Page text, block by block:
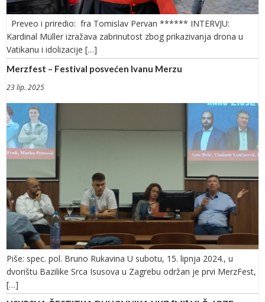
Preveo i priredio: fra Tomislav Pervan ****** INTERVJU:
Kardinal Müller izražava zabrinutost zbog prikazivanja drona u
Vatikanu i idolizacije […]
Merzfest – Festival posvećen Ivanu Merzu
23 lip. 2025
Piše: spec. pol. Bruno Rukavina U subotu, 15. lipnja 2024., u
dvorištu Bazilike Srca Isusova u Zagrebu održan je prvi MerzFest,
[…]